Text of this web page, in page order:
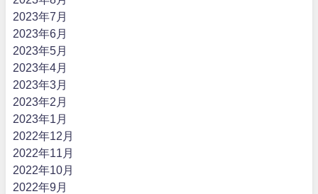
2023年7月
2023年6月
2023年5月
2023年4月
2023年3月
2023年2月
2023年1月
2022年12月
2022年11月
2022年10月
2022年9月